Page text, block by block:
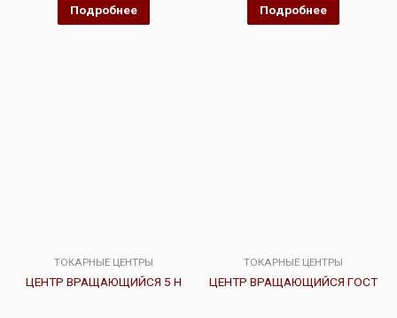
Подробнее Подробнее
ТОКАРНЫЕ ЦЕНТРЫ
ЦЕНТР ВРАЩАЮЩИЙСЯ 5 Н
ТОКАРНЫЕ ЦЕНТРЫ
ЦЕНТР ВРАЩАЮЩИЙСЯ ГОСТ